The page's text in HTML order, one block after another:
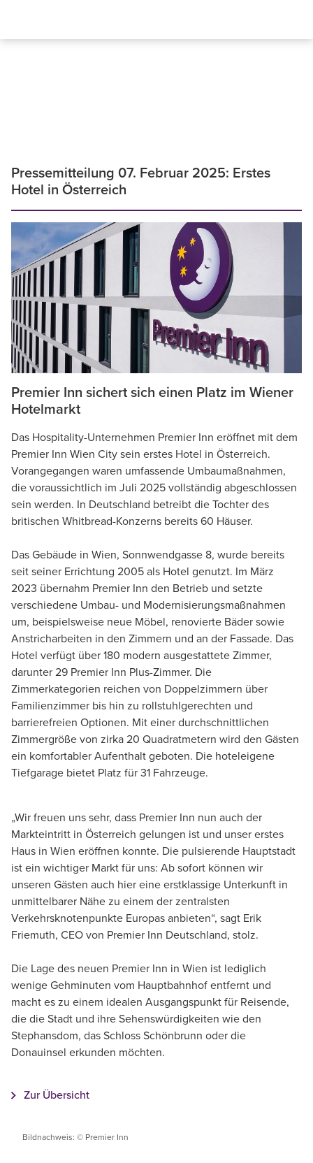
Pressemitteilung 07. Februar 2025: Erstes
Hotel in Österreich
Premier Inn sichert sich einen Platz im Wiener
Hotelmarkt
Das Hospitality-Unternehmen Premier Inn eröffnet mit dem
Premier Inn Wien City sein erstes Hotel in Österreich.
Vorangegangen waren umfassende Umbaumaßnahmen,
die voraussichtlich im Juli 2025 vollständig abgeschlossen
sein werden. In Deutschland betreibt die Tochter des
britischen Whitbread-Konzerns bereits 60 Häuser.
Das Gebäude in Wien, Sonnwendgasse 8, wurde bereits
seit seiner Errichtung 2005 als Hotel genutzt. Im März
2023 übernahm Premier Inn den Betrieb und setzte
verschiedene Umbau- und Modernisierungsmaßnahmen
um, beispielsweise neue Möbel, renovierte Bäder sowie
Anstricharbeiten in den Zimmern und an der Fassade. Das
Hotel verfügt über 180 modern ausgestattete Zimmer,
darunter 29 Premier Inn Plus-Zimmer. Die
Zimmerkategorien reichen von Doppelzimmern über
Familienzimmer bis hin zu rollstuhlgerechten und
barrierefreien Optionen. Mit einer durchschnittlichen
Zimmergröße von zirka 20 Quadratmetern wird den Gästen
ein komfortabler Aufenthalt geboten. Die hoteleigene
Tiefgarage bietet Platz für 31 Fahrzeuge.
„Wir freuen uns sehr, dass Premier Inn nun auch der
Markteintritt in Österreich gelungen ist und unser erstes
Haus in Wien eröffnen konnte. Die pulsierende Hauptstadt
ist ein wichtiger Markt für uns: Ab sofort können wir
unseren Gästen auch hier eine erstklassige Unterkunft in
unmittelbarer Nähe zu einem der zentralsten
Verkehrsknotenpunkte Europas anbieten“, sagt Erik
Friemuth, CEO von Premier Inn Deutschland, stolz.
Die Lage des neuen Premier Inn in Wien ist lediglich
wenige Gehminuten vom Hauptbahnhof entfernt und
macht es zu einem idealen Ausgangspunkt für Reisende,
die die Stadt und ihre Sehenswürdigkeiten wie den
Stephansdom, das Schloss Schönbrunn oder die
Donauinsel erkunden möchten.
Zur Übersicht
Bildnachweis: © Premier Inn